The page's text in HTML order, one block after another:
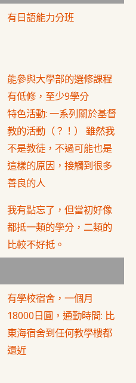
有日語能力分班
能參與大學部的選修課程
有低修，至少9學分
特色活動: 一系列關於基督
教的活動（？！） 雖然我
不是教徒，不過可能也是
這樣的原因，接觸到很多
善良的人
我有點忘了，但當初好像
都抵一類的學分，二類的
比較不好抵。
有學校宿舍，一個月
18000日圓，通勤時間: 比
東海宿舍到任何教學樓都
還近